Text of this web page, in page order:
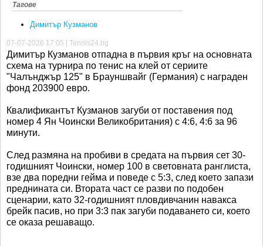
Тагове
Димитър Кузманов
07-07-2026 17:05 | Tennis24.bg
Димитър Кузманов отпадна в първия кръг на основната
схема на турнира по тенис на клей от сериите
"Чалънджър 125" в Брауншвайг (Германия) с награден
фонд 203900 евро.
Квалификантът Кузманов загуби от поставения под
номер 4 Ян Чоински Великобритания) с 4:6, 4:6 за 96
минути.
След размяна на пробиви в средата на първия сет 30-
годишният Чоински, номер 100 в световната ранглиста,
взе два поредни гейма и поведе с 5:3, след което запази
преднината си. Втората част се разви по подобен
сценарии, като 32-годишният пловдивчанин навакса
брейк пасив, но при 3:3 пак загуби подаването си, което
се оказа решаващо.